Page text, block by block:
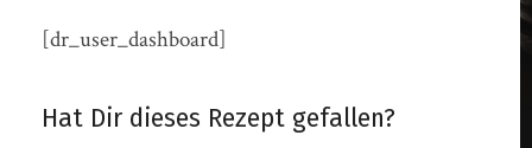
[dr_user_dashboard]
Hat Dir dieses Rezept gefallen?